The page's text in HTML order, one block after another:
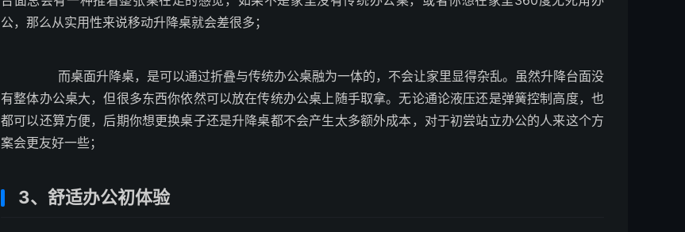
公，那么从实用性来说移动升降桌就会差很多；
而桌面升降桌，是可以通过折叠与传统办公桌融为一体的，不会让家里显得杂乱。虽然升降台面没
有整体办公桌大，但很多东西你依然可以放在传统办公桌上随手取拿。无论通论液压还是弹簧控制高度，也
都可以还算方便， 后期你想更换桌子还是升降桌都不会产生太多额外成本，对于初尝站立办公的人来这个方
案会更友好一些；
3、舒适办公初体验